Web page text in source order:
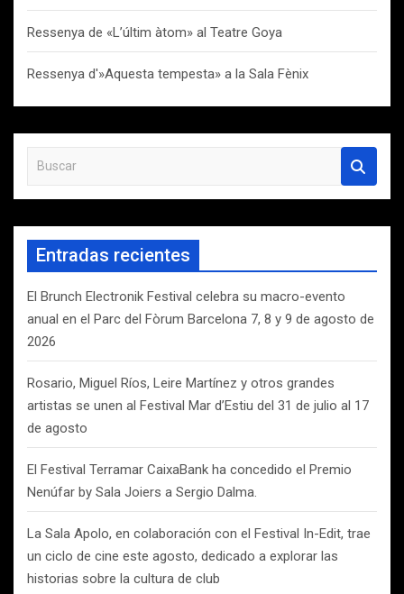
Ressenya de «L’últim àtom» al Teatre Goya
Ressenya d'»Aquesta tempesta» a la Sala Fènix
s
c
r
Entradas recientes
El Brunch Electronik Festival celebra su macro-evento
anual en el Parc del Fòrum Barcelona 7, 8 y 9 de agosto de
2026
Rosario, Miguel Ríos, Leire Martínez y otros grandes
artistas se unen al Festival Mar d’Estiu del 31 de julio al 17
de agosto
El Festival Terramar CaixaBank ha concedido el Premio
Nenúfar by Sala Joiers a Sergio Dalma.
La Sala Apolo, en colaboración con el Festival In-Edit, trae
un ciclo de cine este agosto, dedicado a explorar las
historias sobre la cultura de club